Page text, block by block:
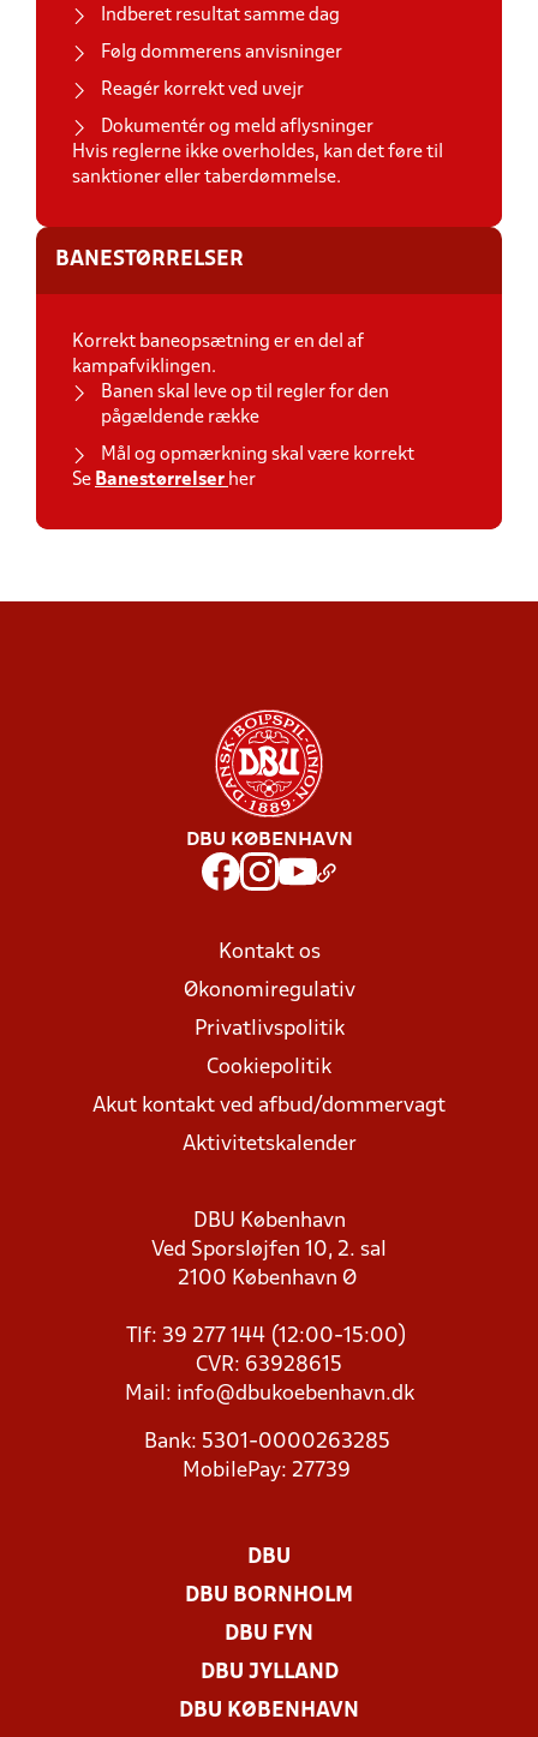
Indberet resultat samme dag
Følg dommerens anvisninger
Reagér korrekt ved uvejr
Dokumentér og meld aflysninger
Hvis reglerne ikke overholdes, kan det føre til
sanktioner eller taberdømmelse.
BANESTØRRELSER
Korrekt baneopsætning er en del af
kampafviklingen.
Banen skal leve op til regler for den
pågældende række
Mål og opmærkning skal være korrekt
Se Banestørrelser her
DBU KØBENHAVN
Kontakt os
Økonomiregulativ
Privatlivspolitik
Cookiepolitik
Akut kontakt ved afbud/dommervagt
Aktivitetskalender
DBU København
Ved Sporsløjfen 10, 2. sal
2100 København Ø
Tlf: 39 277 144 (12:00-15:00)
CVR: 63928615
Mail: info@dbukoebenhavn.dk
Bank: 5301-0000263285
MobilePay: 27739
DBU
DBU BORNHOLM
DBU FYN
DBU JYLLAND
DBU KØBENHAVN